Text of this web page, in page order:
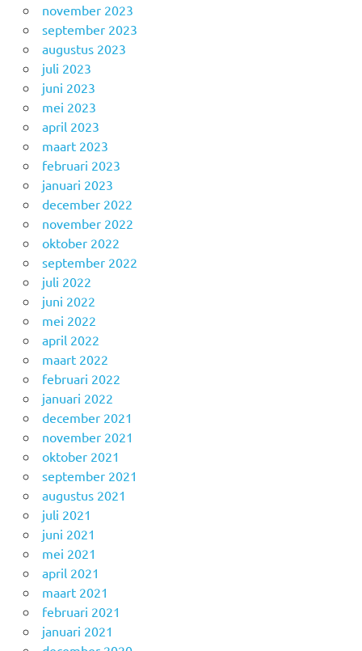
november 2023
september 2023
augustus 2023
juli 2023
juni 2023
mei 2023
april 2023
maart 2023
februari 2023
januari 2023
december 2022
november 2022
oktober 2022
september 2022
juli 2022
juni 2022
mei 2022
april 2022
maart 2022
februari 2022
januari 2022
december 2021
november 2021
oktober 2021
september 2021
augustus 2021
juli 2021
juni 2021
mei 2021
april 2021
maart 2021
februari 2021
januari 2021